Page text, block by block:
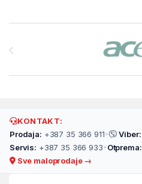
KONTAKT:
Prodaja: +387 35 366 911• Viber:
Servis: +387 35 366 933• Otprema:
Sve maloprodaje →